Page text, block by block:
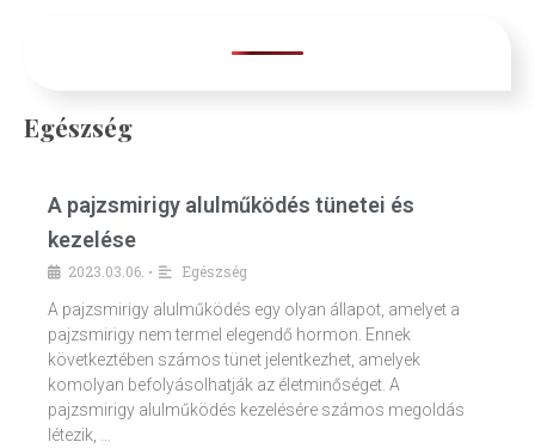
Egészség
A pajzsmirigy alulműködés tünetei és
kezelése
2023.03.06. •
Egészség
A pajzsmirigy alulműködés egy olyan állapot, amelyet a
pajzsmirigy nem termel elegendő hormon. Ennek
következtében számos tünet jelentkezhet, amelyek
komolyan befolyásolhatják az életminőséget. A
pajzsmirigy alulműködés kezelésére számos megoldás
létezik, …